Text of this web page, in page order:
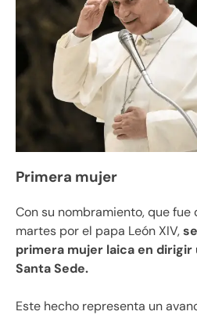
Primera mujer
Con su nombramiento, que
martes por el papa León XIV,
primera mujer laica en
Santa Sede.
Este hecho representa un